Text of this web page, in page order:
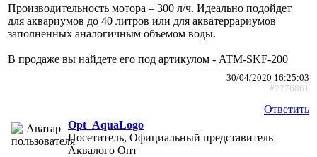
Производительность мотора – 300 л/ч. Идеально подойдет
для аквариумов до 40 литров или для акватеррариумов
заполненных аналогичным объемом воды.
В продаже вы найдете его под артикулом - ATM-SKF-200
30/04/2020 16:25:03
#2776861
Ответить
Opt_AquaLogo
Посетитель, Официальный представитель
Аквалого Опт